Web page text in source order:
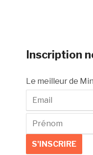
Inscription
Le meilleur de